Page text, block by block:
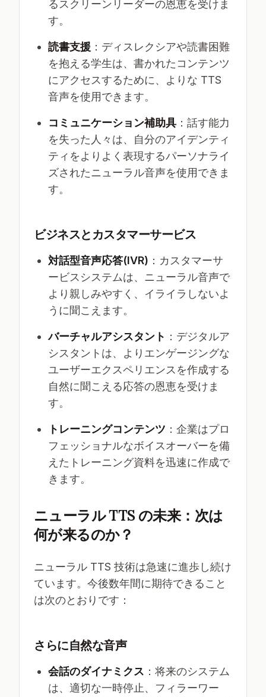
るスクリーンリーダーの恩恵を受けま
す。
読書支援 ：ディスレクシアや読書困難
を抱える学生は、書かれたコンテンツ
にアクセスするために、よりな TTS
音声を使用できます。
コミュニケーション補助具 ：話す能力
を失った人々は、自分のアイデンティ
ティをよりよく表現するパーソナライ
ズされたニューラル音声を使用できま
す。
ビジネスとカスタマーサービス
対話型音声応答(IVR) ：カスタマーサ
ービスシステムは、ニューラル音声で
より親しみやすく、イライラしないよ
うに聞こえます。
バーチャルアシスタント ：デジタルア
シスタントは、よりエンゲージングな
ユーザーエクスペリエンスを作成する
自然に聞こえる応答の恩恵を受けま
す。
トレーニングコンテンツ ：企業はプロ
フェッショナルなボイスオーバーを備
えたトレーニング資料を迅速に作成で
きます。
ニューラル TTS の未来：次は
何が来るのか？
ニューラル TTS 技術は急速に進歩し続け
ています。今後数年間に期待できること
は次のとおりです：
さらに自然な音声
会話のダイナミクス ：将来のシステム
は、適切な一時停止、フィラーワー